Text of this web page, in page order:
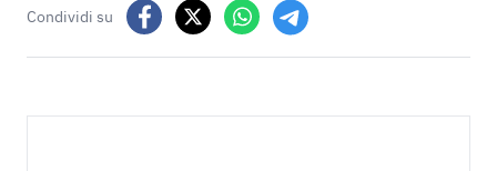
Condividi su